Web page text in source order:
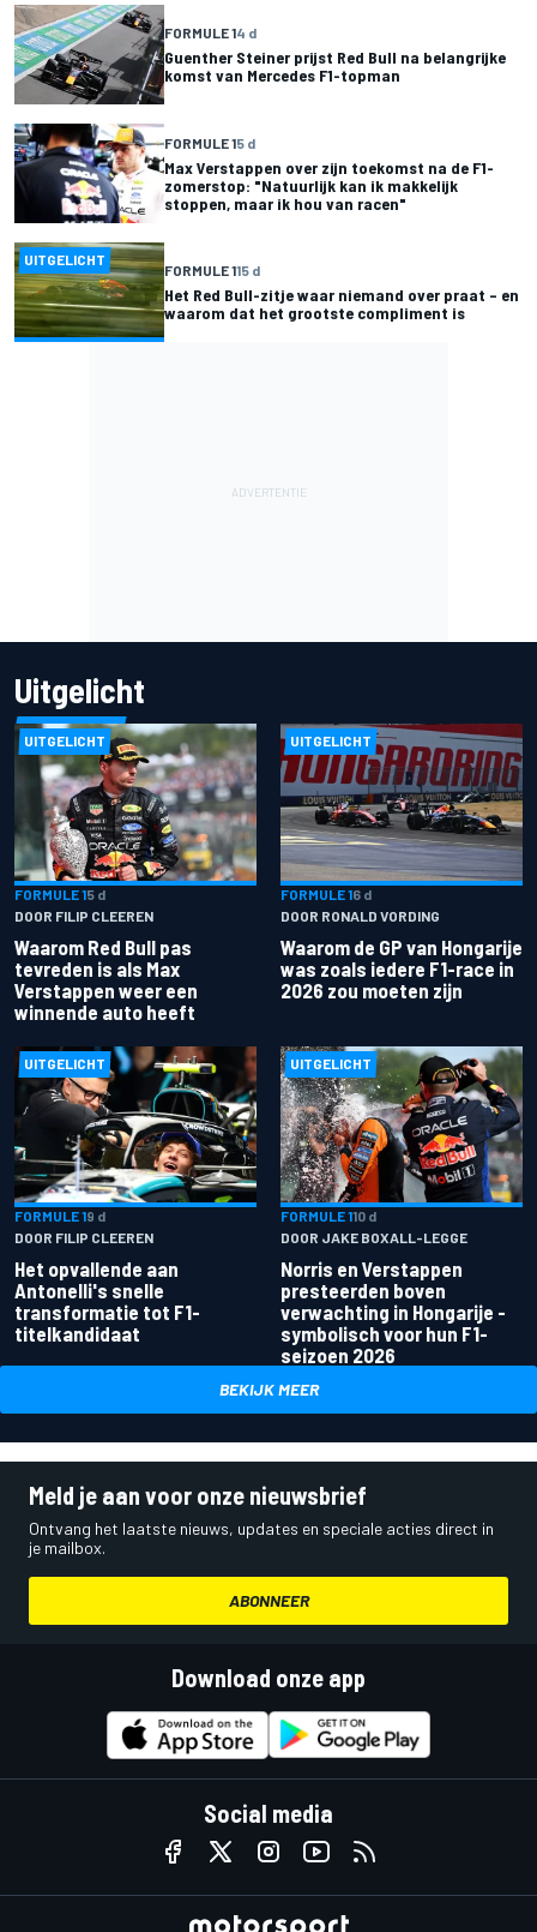
FORMULE 14 d
Guenther Steiner prijst Red Bull na belangrijke
komst van Mercedes F1-topman
FORMULE 15 d
Max Verstappen over zijn toekomst na de F1-
zomerstop: "Natuurlijk kan ik makkelijk
stoppen, maar ik hou van racen"
UITGELICHT
FORMULE 115 d
Het Red Bull-zitje waar niemand over praat – en
waarom dat het grootste compliment is
Uitgelicht
UITGELICHT
FORMULE 15 d
DOOR FILIP CLEEREN
Waarom Red Bull pas
tevreden is als Max
Verstappen weer een
winnende auto heeft
UITGELICHT
FORMULE 16 d
DOOR RONALD VORDING
Waarom de GP van Hongarije
was zoals iedere F1-race in
2026 zou moeten zijn
UITGELICHT
FORMULE 19 d
DOOR FILIP CLEEREN
Het opvallende aan
Antonelli's snelle
transformatie tot F1-
titelkandidaat
UITGELICHT
FORMULE 110 d
DOOR JAKE BOXALL-LEGGE
Norris en Verstappen
presteerden boven
verwachting in Hongarije -
symbolisch voor hun F1-
seizoen 2026
BEKIJK MEER
Meld je aan voor onze nieuwsbrief
Ontvang het laatste nieuws, updates en speciale acties direct in
je mailbox.
ABONNEER
Download onze app
Social media